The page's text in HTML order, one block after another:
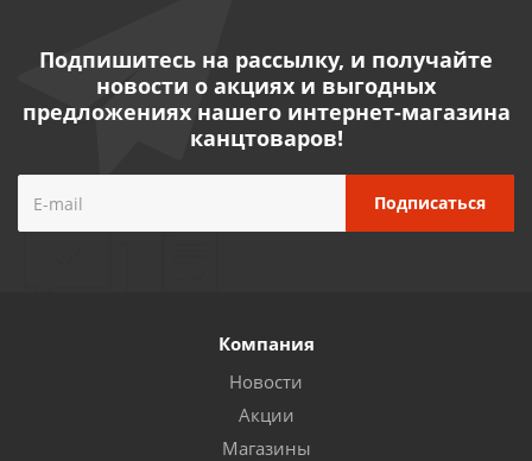
Подпишитесь на рассылку, и получайте
новости о акциях и выгодных
предложениях нашего интернет-магазина
канцтоваров!
Компания
Новости
Акции
Магазины